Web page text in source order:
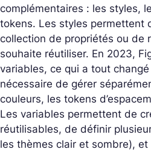
complémentaires : les styles,
tokens. Les styles permettent
collection de propriétés ou de
souhaite réutiliser. En 2023,
variables, ce qui a tout changé
nécessaire de gérer
couleurs, les tokens
Les variables permettent de
réutilisables, de définir
les thèmes clair et sombre),